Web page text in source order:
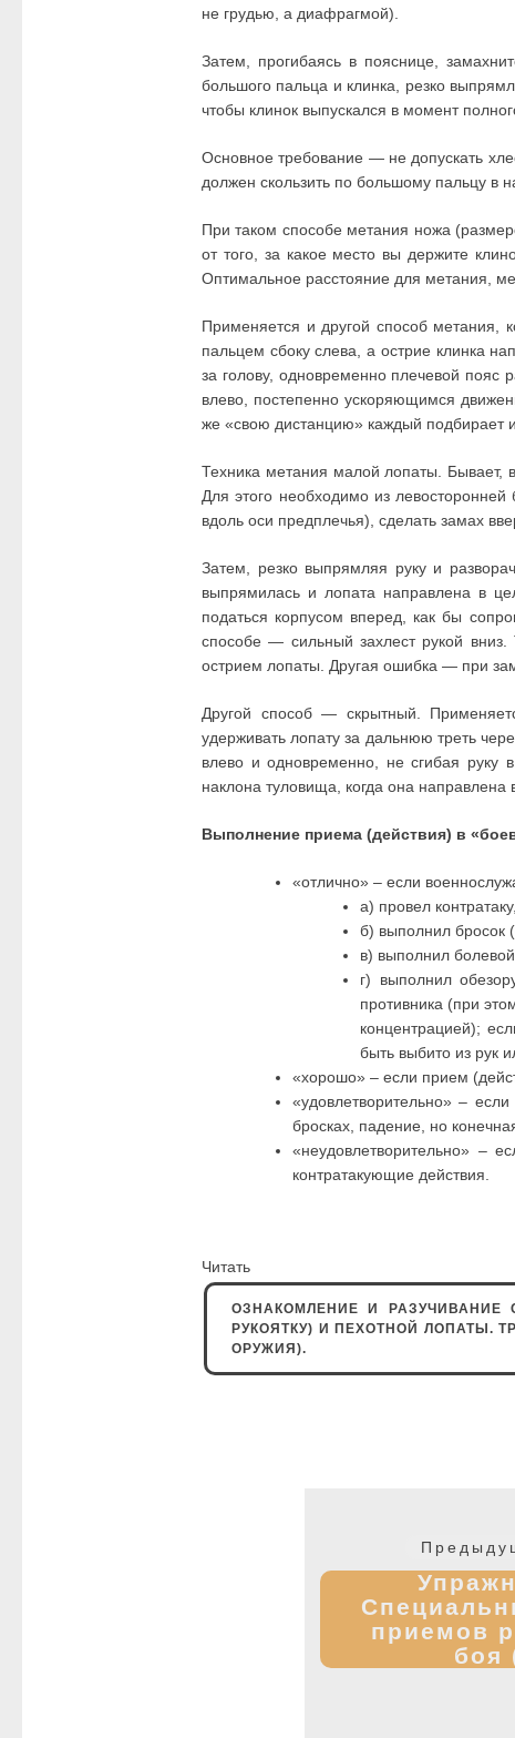
не грудью, а диафрагмой).
Затем, прогибаясь в пояснице,
большого пальца и клинка, резко
чтобы клинок выпускался в момент
Основное требование — не допускать
должен скользить по большому пальцу в
При таком способе метания ножа
от того, за какое место вы держите
Оптимальное расстояние для метания,
Применяется и другой способ метания,
пальцем сбоку слева, а острие клинка
за голову, одновременно плечевой пояс
влево, постепенно ускоряющимся
же «свою дистанцию» каждый подбирает
Техника метания малой лопаты. Бывает,
Для этого необходимо из
вдоль оси предплечья), сделать замах
Затем, резко выпрямляя руку и
выпрямилась и лопата направлена в
податься корпусом вперед, как бы
способе — сильный захлест рукой вниз.
острием лопаты. Другая ошибка — при
Другой способ — скрытный.
удерживать лопату за дальнюю треть
влево и одновременно, не сгибая руку
наклона туловища, когда она
Выполнение приема (действия) в
«отлично» – если
а) провел
б) выполнил бросок
в) выполнил
г) выполнил
противника (при
концентрацией);
быть выбито из рук
«хорошо» – если прием
«удовлетворительно» –
бросках, падение, но
«неудовлетворительно» –
контратакующие действия.
ОЗНАКОМЛЕНИЕ И
РУКОЯТКУ) И ПЕХОТНОЙ ЛОПАТЫ.
ОРУЖИЯ).
приемов
боя